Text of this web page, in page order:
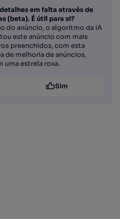
em falta através de
(beta). É útil para si?
do anúncio, o algoritmo da IA
este anúncio com mais
preenchidos, com esta
de melhoria de anúncios,
uma estrela roxa.
Sim